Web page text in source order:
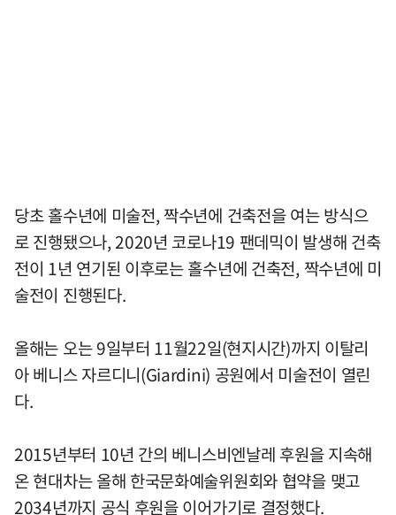
당초 홀수년에 미술전, 짝수년에 건축전을 여는 방식으
로 진행됐으나, 2020년 코로나19 팬데믹이 발생해 건축
전이 1년 연기된 이후로는 홀수년에 건축전, 짝수년에 미
술전이 진행된다.
올해는 오는 9일부터 11월22일(현지시간)까지 이탈리
아 베니스 자르디니(Giardini) 공원에서 미술전이 열린
다.
2015년부터 10년 간의 베니스비엔날레 후원을 지속해
온 현대차는 올해 한국문화예술위원회와 협약을 맺고
2034년까지 공식 후원을 이어가기로 결정했다.